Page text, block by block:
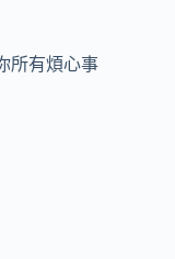
所有煩心事